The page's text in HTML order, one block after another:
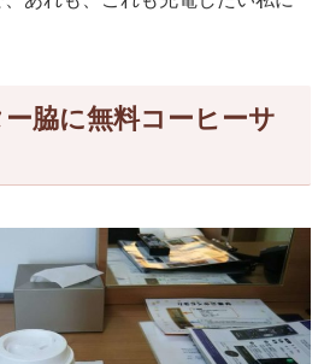
脇に無料コーヒーサ